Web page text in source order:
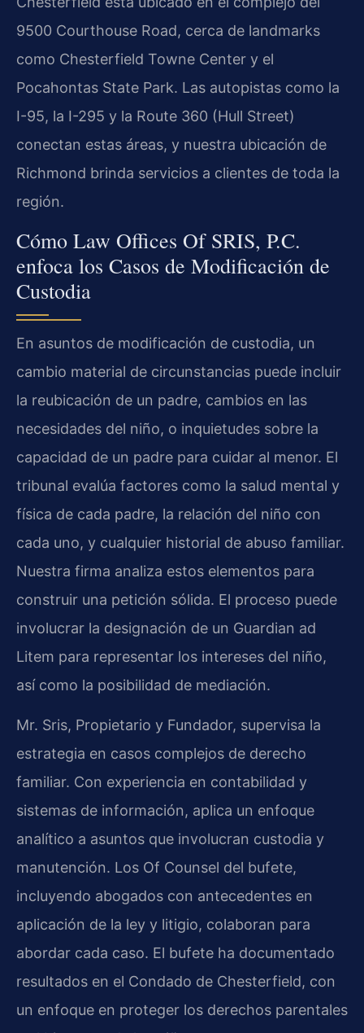
9500 Courthouse Road, cerca de landmarks
como Chesterfield Towne Center y el
Pocahontas State Park. Las autopistas como la
I-95, la I-295 y la Route 360 (Hull Street)
conectan estas áreas, y nuestra ubicación de
Richmond brinda servicios a clientes de toda la
región.
Cómo Law Offices Of SRIS, P.C.
enfoca los Casos de Modificación de
Custodia
En asuntos de modificación de custodia, un
cambio material de circunstancias puede incluir
la reubicación de un padre, cambios en las
necesidades del niño, o inquietudes sobre la
capacidad de un padre para cuidar al menor. El
tribunal evalúa factores como la salud mental y
física de cada padre, la relación del niño con
cada uno, y cualquier historial de abuso familiar.
Nuestra firma analiza estos elementos para
construir una petición sólida. El proceso puede
involucrar la designación de un Guardian ad
Litem para representar los intereses del niño,
así como la posibilidad de mediación.
Mr. Sris, Propietario y Fundador, supervisa la
estrategia en casos complejos de derecho
familiar. Con experiencia en contabilidad y
sistemas de información, aplica un enfoque
analítico a asuntos que involucran custodia y
manutención. Los Of Counsel del bufete,
incluyendo abogados con antecedentes en
aplicación de la ley y litigio, colaboran para
abordar cada caso. El bufete ha documentado
resultados en el Condado de Chesterfield, con
un enfoque en proteger los derechos parentales